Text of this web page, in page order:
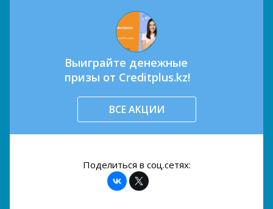
Выиграйте денежные
призы от Creditplus.kz!
ВСЕ АКЦИИ
Поделиться в соц.сетях: